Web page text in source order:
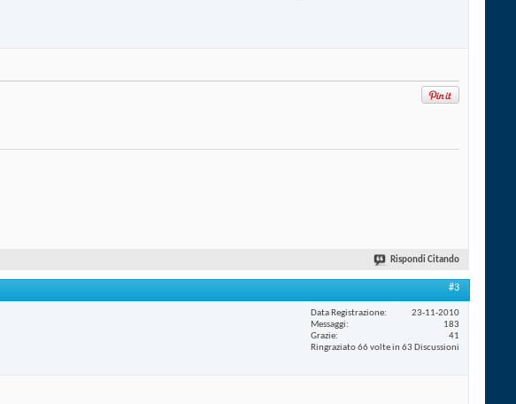
Rispondi Citando
#3
Data Registrazione
23-11-2010
Messaggi
183
Grazie
41
Ringraziato 66 volte in 63 Discussioni